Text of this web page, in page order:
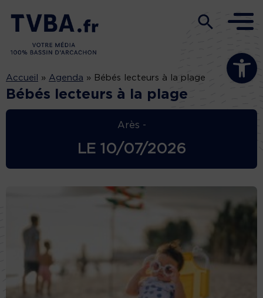
Ouvrir la
Accueil » Agenda » Bébés lecteurs à la plage
Bébés lecteurs à la plage
Arès -
LE 10/07/2026